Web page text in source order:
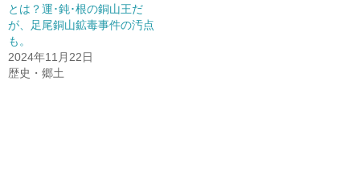
とは？運･鈍･根の銅山王だ
が、足尾銅山鉱毒事件の汚点
も。
2024年11月22日
歴史・郷土